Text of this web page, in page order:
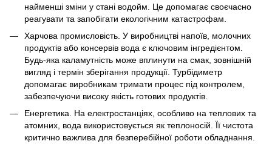
найменші зміни у стані водойм. Це допомагає своєчасно
реагувати та запобігати екологічним катастрофам.
Харчова промисловість. У виробництві напоїв, молочних
продуктів або консервів вода є ключовим інгредієнтом.
Будь-яка каламутність може вплинути на смак, зовнішній
вигляд і термін зберігання продукції. Турбідиметр
допомагає виробникам тримати процес під контролем,
забезпечуючи високу якість готових продуктів.
Енергетика. На електростанціях, особливо на теплових та
атомних, вода використовується як теплоносій. Її чистота
критично важлива для безперебійної роботи обладнання.